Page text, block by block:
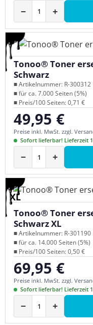
− +
Tonoo® Toner
Schwarz
■ Artikelnummer: R-300312
■ für ca. 7.000 Seiten (5%)
■ Preis/100 Seiten: 0,71 €
Regulärer Preis:
49,95 €
Preise inkl. MwSt. zzgl.
Sofort lieferbar! Lieferzeit
− +
XL
Tonoo® Toner
Schwarz XL
■ Artikelnummer: R-301190
■ für ca. 14.000 Seiten (5%)
■ Preis/100 Seiten: 0,50 €
Regulärer Preis:
69,95 €
Preise inkl. MwSt. zzgl.
Sofort lieferbar! Lieferzeit
− +